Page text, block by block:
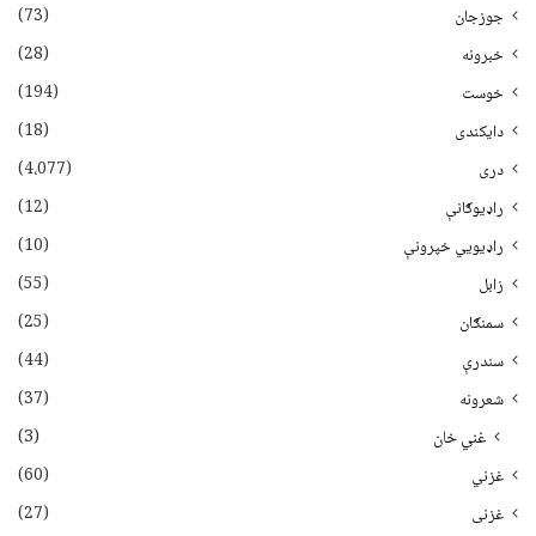
جوزجان
(73)
خبرونه
(28)
خوست
(194)
دایکندی
(18)
دری
(4،077)
راډیوګانې
(12)
راډیويي خپرونې
(10)
زابل
(55)
سمنګان
(25)
سندرې
(44)
شعرونه
(37)
غني خان
(3)
غزني
(60)
غزنی
(27)